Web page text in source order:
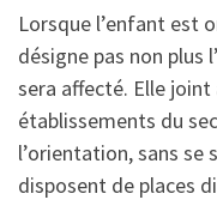
Lorsque l’enfant est
désigne pas non plus
sera affecté. Elle
établissements du
l’orientation, sans se
disposent de places